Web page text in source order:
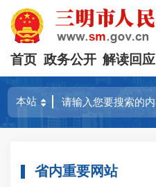
首页 政务公开 解读回应
省内重要网站